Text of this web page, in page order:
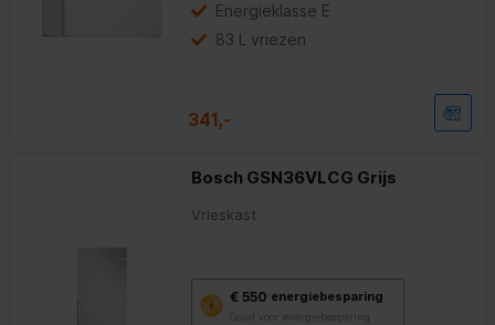
voor
energiebesparing.
Energieklasse E
83 L vriezen
341,-
Bosch GSN36VLCG Grijs
Vrieskast
€ 550 energiebesparing
Goud voor energiebesparing
deze